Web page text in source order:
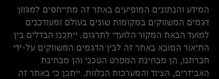
המידע והנתונים המופיעים באתר זה מתייחסים למגוון
דגמים המשווקים במקומות שונים בעולם ומעודכנים
למועד הבאת המקור הלועדי לתרגום. ייתכנו הבדלים בין
התיאור המובא באתר זה לבין הדגמים המשווקים על-ידי
חברתנו, הן מבחינת המפרט הטכני והן מבחינת
האביזרים, הציוד והמערכות הנלוות. ייתכן כי באתר זה